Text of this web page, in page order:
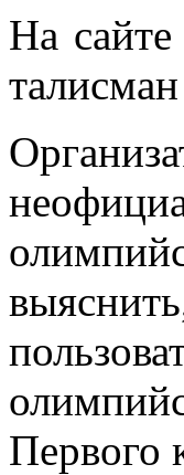
На сайте
Первого